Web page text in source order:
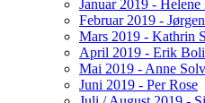
Januar 2019 -
Februar 2019 -
Mars 2019 - Kathrin
April 2019 - Erik
Mai 2019 - Anne
Juni 2019 - Per Rose